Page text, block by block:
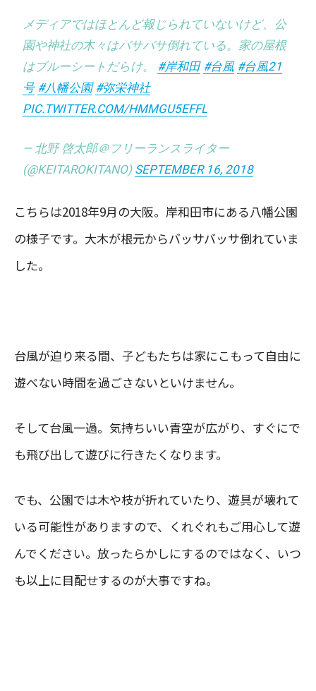
メディアではほとんど報じられていないけど、公
園や神社の木々はバサバサ倒れている。家の屋根
はブルーシートだらけ。 #岸和田 #台風 #台風21
号 #八幡公園 #弥栄神社
PIC.TWITTER.COM/HMMGU5EFFL
— 北野 啓太郎＠フリーランスライター
(@KEITAROKITANO) SEPTEMBER 16, 2018
こちらは2018年9月の大阪。岸和田市にある八幡公園
の様子です。大木が根元からバッサバッサ倒れていま
した。
台風が迫り来る間、子どもたちは家にこもって自由に
遊べない時間を過ごさないといけません。
そして台風一過。気持ちいい青空が広がり、すぐにで
も飛び出して遊びに行きたくなります。
でも、公園では木や枝が折れていたり、遊具が壊れて
いる可能性がありますので、くれぐれもご用心して遊
んでください。放ったらかしにするのではなく、いつ
も以上に目配せするのが大事ですね。